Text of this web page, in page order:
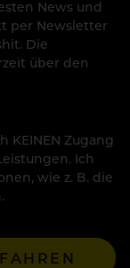
News und
per Newsletter
Die
über den
KEINEN Zugang
Ich
wie z. B. die